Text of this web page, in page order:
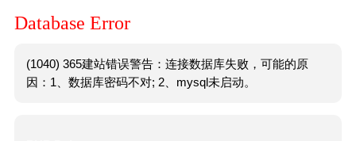
Database Error
(1040) 365建站错误警告：连接数据库失败，可能的原
因：1、数据库密码不对; 2、mysql未启动。